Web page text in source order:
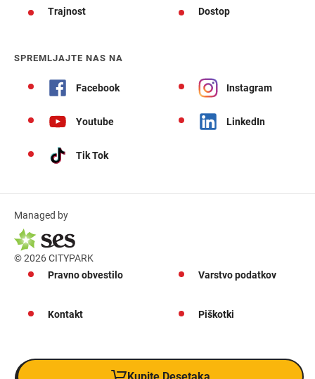
Trajnost Dostop
SPREMLJAJTE NAS NA
Facebook Instagram
Youtube LinkedIn
Tik Tok
Managed by
© 2026 CITYPARK
Pravno obvestilo
Varstvo podatkov
Kontakt Piškotki